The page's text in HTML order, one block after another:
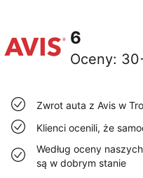
6
Oceny:
Zwrot auta z Avis w
Klienci ocenili, że
Według oceny
są w dobrym stanie